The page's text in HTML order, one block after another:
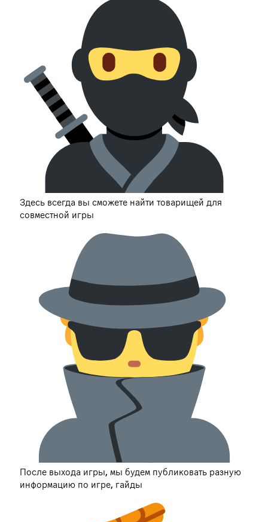
Здесь всегда вы сможете найти товарищей для
совместной игры
После выхода игры, мы будем публиковать разную
информацию по игре, гайды